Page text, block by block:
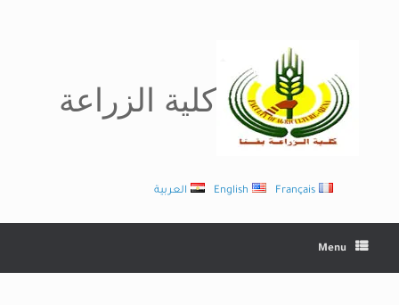
كلية الزراعة
العربية English Français
Menu